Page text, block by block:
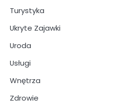
Turystyka
Ukryte Zajawki
Uroda
Usługi
Wnętrza
Zdrowie